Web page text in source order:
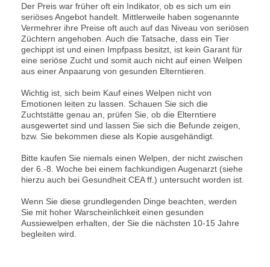
Der Preis war früher oft ein Indikator, ob es sich um ein
seriöses Angebot handelt. Mittlerweile haben sogenannte
Vermehrer ihre Preise oft auch auf das Niveau von seriösen
Züchtern angehoben. Auch die Tatsache, dass ein Tier
gechippt ist und einen Impfpass besitzt, ist kein Garant für
eine seriöse Zucht und somit auch nicht auf einen Welpen
aus einer Anpaarung von gesunden Elterntieren.
Wichtig ist, sich beim Kauf eines Welpen nicht von
Emotionen leiten zu lassen. Schauen Sie sich die
Zuchtstätte genau an, prüfen Sie, ob die Elterntiere
ausgewertet sind und lassen Sie sich die Befunde zeigen,
bzw. Sie bekommen diese als Kopie ausgehändigt.
Bitte kaufen Sie niemals einen Welpen, der nicht zwischen
der 6.-8. Woche bei einem fachkundigen Augenarzt (siehe
hierzu auch bei Gesundheit CEA ff.) untersucht worden ist.
Wenn Sie diese grundlegenden Dinge beachten, werden
Sie mit hoher Warscheinlichkeit einen gesunden
Aussiewelpen erhalten, der Sie die nächsten 10-15 Jahre
begleiten wird.